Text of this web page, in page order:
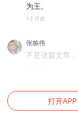
为王。
1个月前
张栋伟
不是这篇文章
打开